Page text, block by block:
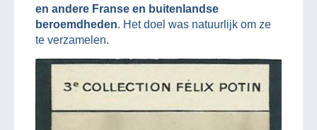
en andere Franse en buitenlandse
beroemdheden. Het doel was natuurlijk om ze
te verzamelen.